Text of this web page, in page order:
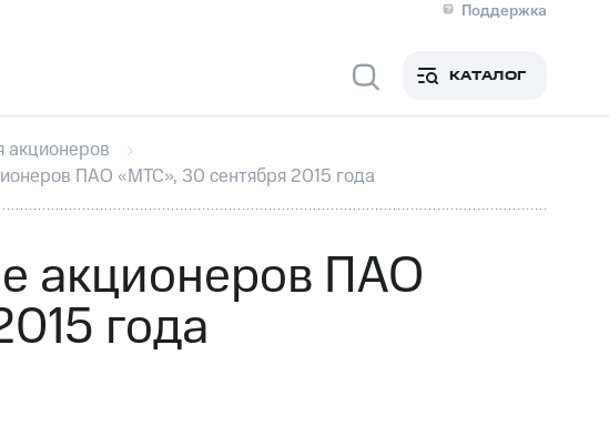
Поддержка
Медиа-центр
КонтактыНовости в регионе
Информация акционерам
Документы
Контроль и аудитРынок акций
облигаций Описание
Устойчивое развитие
Комплаенс и деловая этика
КАТАЛОГ
акционеров
ПАО «МТС», 30 сентября 2015 года
акционеров ПАО
года